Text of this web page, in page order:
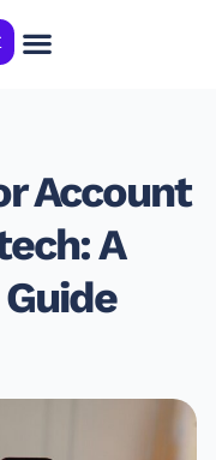
Account
A